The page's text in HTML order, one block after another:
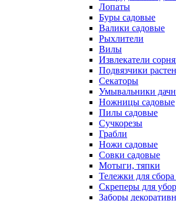
Лопаты
Буры садовые
Валики садовые
Рыхлители
Вилы
Извлекатели
Подвязчики
Секаторы
Умывальники
Ножницы садовые
Пилы садовые
Сучкорезы
Грабли
Ножи садовые
Совки садовые
Мотыги, тяпки
Тележки для сбора
Скреперы для
Заборы